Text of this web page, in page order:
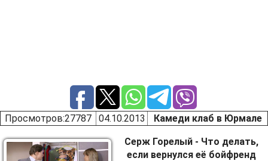
Просмотров:27787 04.10.2013 Камеди клаб в Юрмале
Серж Горелый - Что делать,
если вернулся её бойфренд